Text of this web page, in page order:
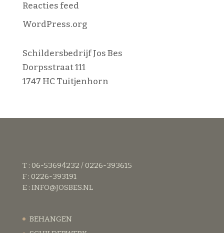
Reacties feed
WordPress.org
Schildersbedrijf Jos Bes
Dorpsstraat 111
1747 HC Tuitjenhorn
T : 06-53694232 / 0226-393615
F : 0226-393191
E : INFO@JOSBES.NL
BEHANGEN